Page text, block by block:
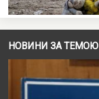
НОВИНИ ЗА ТЕМОЮ